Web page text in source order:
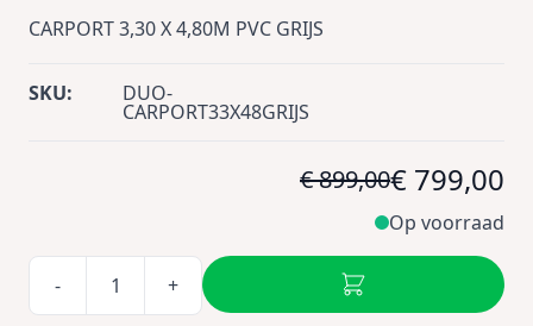
CARPORT 3,30 X 4,80M PVC GRIJS
SKU: DUO-
CARPORT33X48GRIJS
€ 899,00€ 799,00
Op voorraad
- +